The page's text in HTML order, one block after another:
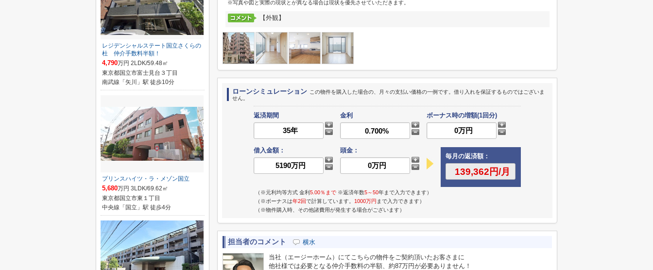
※写真や図と実際の現状とが異なる場合は現状を優先させていただきます。
【外観】
ローンシミュレーション この物件を購入した場合の、月々の支払い価格の一例です。借り入れを保証するものではございま
せん。
返済期間 金利 ボーナス時の増額(1回分)
借入金額：
頭金：
毎月の返済額：
（※元利均等方式 金利5.00％まで ※返済年数5～50年まで入力できます）
（※ボーナスは年2回で計算しています。 1000万円 まで入力できます）
（※物件購入時、その他諸費用が発生する場合がございます）
担当者のコメント 横水
当社（エージーホーム）にてこちらの物件をご契約頂いたお客さまに
他社様では必要となる仲介手数料の半額、約87万円が必要ありません！
レジデンシャルステート国立さくらの
杜 仲介手数料半額！
4,790万円 2LDK/59.48㎡
東京都国立市富士見台３丁目
南武線「矢川」駅 徒歩10分
プリンスハイツ・ラ・メゾン国立
5,680万円 3LDK/69.62㎡
東京都国立市東１丁目
中央線「国立」駅 徒歩4分